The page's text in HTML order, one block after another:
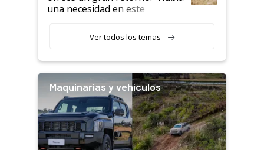
una necesidad en este
Ver todos los temas
Maquinarias y vehículos